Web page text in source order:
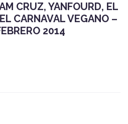
CRUZ, YANFOURD, EL
CARNAVAL VEGANO –
2014